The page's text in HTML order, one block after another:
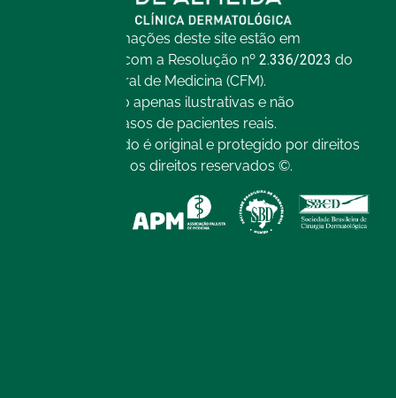
Todas as informações deste site estão em
conformidade com a Resolução nº 2.336/2023 do
Conselho Federal de Medicina (CFM).
As imagens são apenas ilustrativas e não
representam casos de pacientes reais.
Todo o conteúdo é original e protegido por direitos
autorais. Todos os direitos reservados ©.